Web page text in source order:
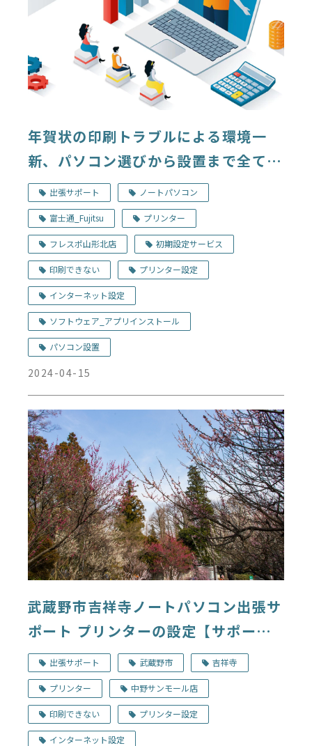
年賀状の印刷トラブルによる環境一
新、パソコン選びから設置まで全てお
任せください！【出張サポート事例】
出張サポート ノートパソコン
富士通_Fujitsu プリンター
フレスポ山形北店 初期設定サービス
印刷できない プリンター設定
インターネット設定
ソフトウェア_アプリインストール
パソコン設置
2024-04-15
武蔵野市吉祥寺ノートパソコン出張サ
ポート プリンターの設定【サポート
事例】出張サポート 武蔵野市 吉祥寺
プリンター 中野サンモール店
印刷できない プリンター設定
インターネット設定